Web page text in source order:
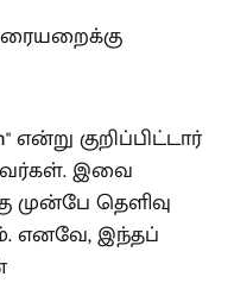
என்று குறிப்பிட்டார்
இவை
தெளிவு
எனவே, இந்தப்